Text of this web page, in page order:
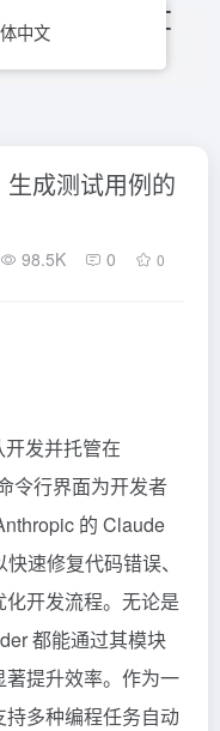
成测试用例的
98.5K 0 0
发并托管在
令行界面为开发者
的 Claude
速修复代码错误、
开发流程。无论是
都能通过其模块
提升效率。作为一
多种编程任务自动
中文